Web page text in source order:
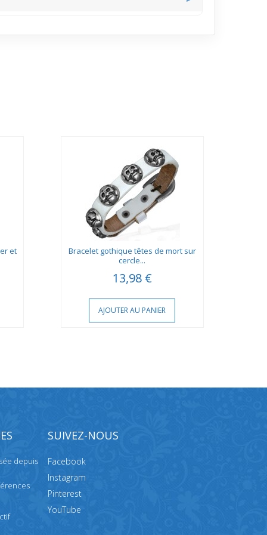
et
Bracelet gothique têtes de mort sur
cercle...
13,98 €
AJOUTER AU PANIER
depuis
SUIVEZ-NOUS
Facebook
Instagram
Pinterest
YouTube